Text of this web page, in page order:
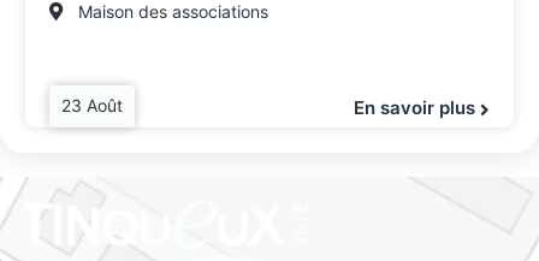
Maison des associations
23 Août En savoir plus